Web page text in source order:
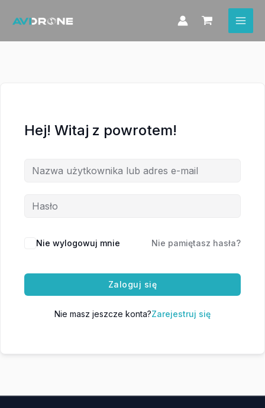
Hej! Witaj z powrotem!
Nie wylogowuj mnie Nie pamiętasz hasła?
Zaloguj się
Nie masz jeszcze konta?Zarejestruj się